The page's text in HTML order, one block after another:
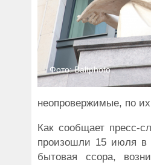
Фото: Baltphoto
неопровержимые, по
Как сообщает пресс-
произошли 15 июля в
бытовая ссора,